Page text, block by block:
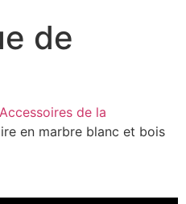
de
Accessoires de la
en marbre blanc et bois